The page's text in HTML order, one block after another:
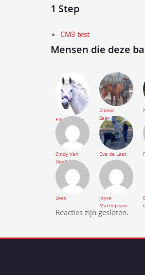
1 Step
CM3 test
Mensen die deze
Elles Koning
Emma
Saaman
Cindy Van
Hoof
Eva de Laat
Loes
Joyce
Matthijssen
Bericht
navigatie
Reacties zijn gesloten.